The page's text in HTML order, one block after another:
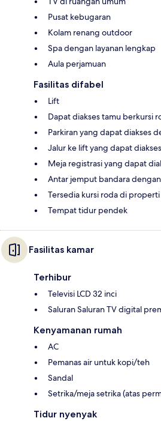
Pusat kebugaran
Kolam renang outdoor
Spa dengan layanan lengkap
Aula perjamuan
Fasilitas difabel
Lift
Dapat diakses tamu berkursi
Parkiran yang dapat diakses
Jalur ke lift yang dapat
Meja registrasi yang dapat
Antar jemput bandara
Tersedia kursi roda di properti
Tempat tidur pendek
Fasilitas kamar
Terhibur
Televisi LCD 32 inci
Saluran Saluran TV digital
Kenyamanan rumah
AC
Pemanas air untuk kopi/teh
Sandal
Setrika/meja setrika (atas
Tidur nyenyak